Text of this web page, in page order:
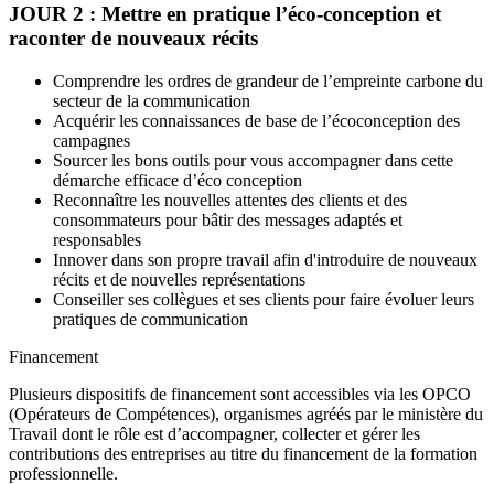
JOUR 2 : Mettre en pratique l’éco-conception et
raconter de nouveaux récits
Comprendre les ordres de grandeur de l’empreinte carbone du
secteur de la communication
Acquérir les connaissances de base de l’écoconception des
campagnes
Sourcer les bons outils pour vous accompagner dans cette
démarche efficace d’éco conception
Reconnaître les nouvelles attentes des clients et des
consommateurs pour bâtir des messages adaptés et
responsables
Innover dans son propre travail afin d'introduire de nouveaux
récits et de nouvelles représentations
Conseiller ses collègues et ses clients pour faire évoluer leurs
pratiques de communication
Financement
Plusieurs dispositifs de financement sont accessibles via les OPCO
(Opérateurs de Compétences), organismes agréés par le ministère du
Travail dont le rôle est d’accompagner, collecter et gérer les
contributions des entreprises au titre du financement de la formation
professionnelle.